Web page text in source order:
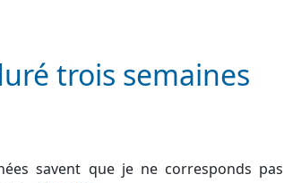
trois semaines
savent que je ne corresponds pas